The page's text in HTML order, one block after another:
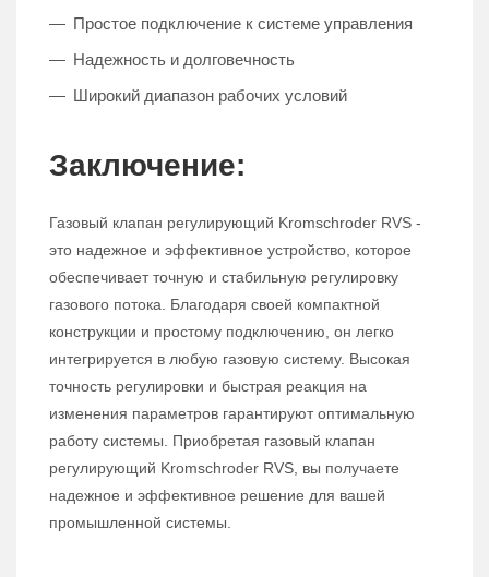
Простое подключение к системе управления
Надежность и долговечность
Широкий диапазон рабочих условий
Заключение:
Газовый клапан регулирующий Kromschroder RVS -
это надежное и эффективное устройство, которое
обеспечивает точную и стабильную регулировку
газового потока. Благодаря своей компактной
конструкции и простому подключению, он легко
интегрируется в любую газовую систему. Высокая
точность регулировки и быстрая реакция на
изменения параметров гарантируют оптимальную
работу системы. Приобретая газовый клапан
регулирующий Kromschroder RVS, вы получаете
надежное и эффективное решение для вашей
промышленной системы.